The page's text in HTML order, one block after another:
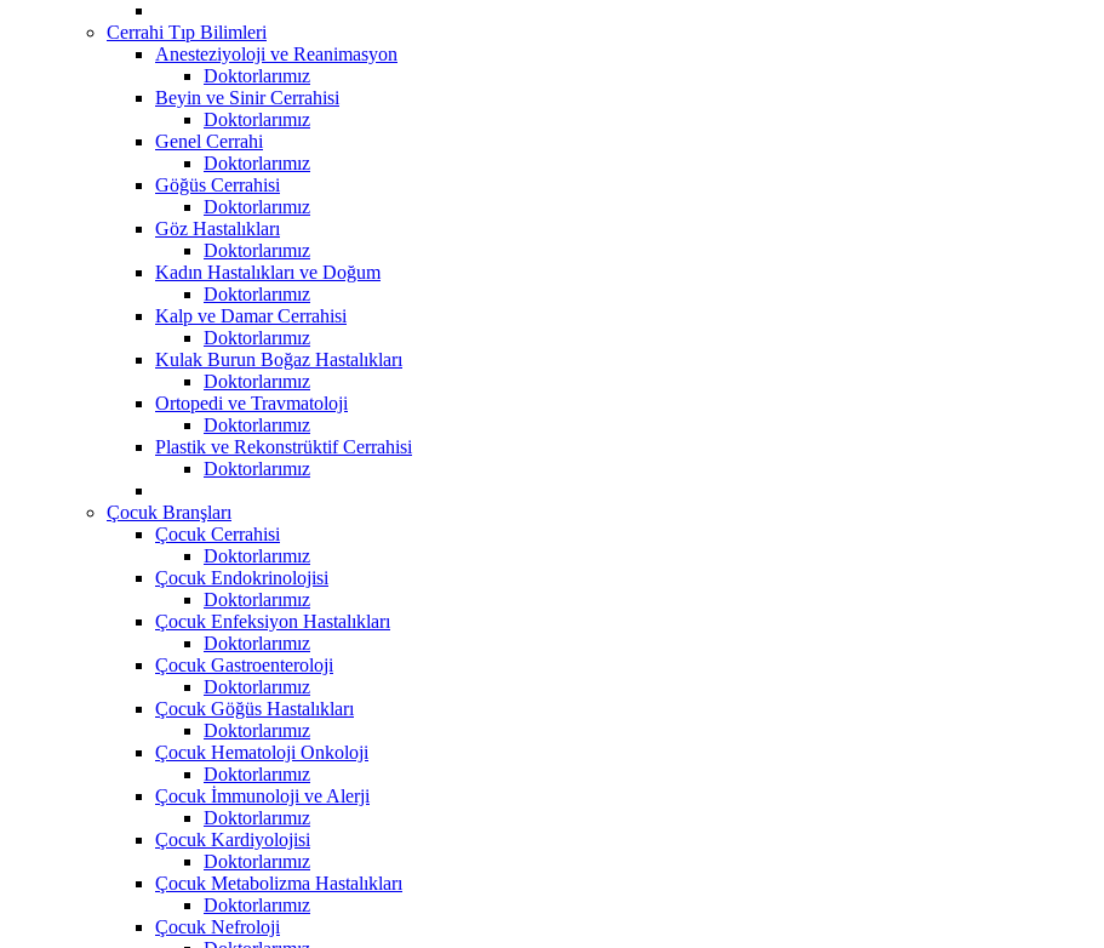
Cerrahi Tıp Bilimleri
Anesteziyoloji ve Reanimasyon
Doktorlarımız
Beyin ve Sinir Cerrahisi
Doktorlarımız
Genel Cerrahi
Doktorlarımız
Göğüs Cerrahisi
Doktorlarımız
Göz Hastalıkları
Doktorlarımız
Kadın Hastalıkları ve Doğum
Doktorlarımız
Kalp ve Damar Cerrahisi
Doktorlarımız
Kulak Burun Boğaz Hastalıkları
Doktorlarımız
Ortopedi ve Travmatoloji
Doktorlarımız
Plastik ve Rekonstrüktif Cerrahisi
Doktorlarımız
Çocuk Branşları
Çocuk Cerrahisi
Doktorlarımız
Çocuk Endokrinolojisi
Doktorlarımız
Çocuk Enfeksiyon Hastalıkları
Doktorlarımız
Çocuk Gastroenteroloji
Doktorlarımız
Çocuk Göğüs Hastalıkları
Doktorlarımız
Çocuk Hematoloji Onkoloji
Doktorlarımız
Çocuk İmmunoloji ve Alerji
Doktorlarımız
Çocuk Kardiyolojisi
Doktorlarımız
Çocuk Metabolizma Hastalıkları
Doktorlarımız
Çocuk Nefroloji